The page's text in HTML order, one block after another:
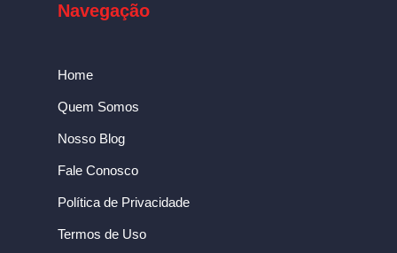
Navegação
Home
Quem Somos
Nosso Blog
Fale Conosco
Política de Privacidade
Termos de Uso